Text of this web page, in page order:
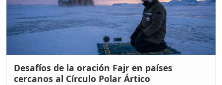
Desafíos de la oración Fajr en países
cercanos al Círculo Polar Ártico